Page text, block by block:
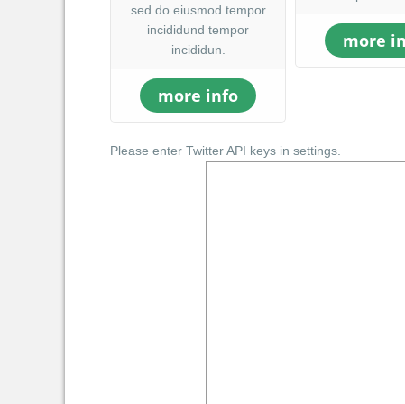
sed do eiusmod tempor
incididund tempor
incididun.
more info
more
Please enter Twitter API keys in settings.